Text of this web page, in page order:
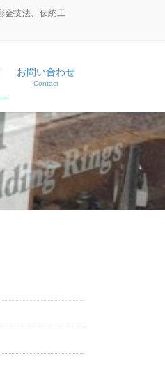
金技法、伝統工
お問い合わせ
Contact